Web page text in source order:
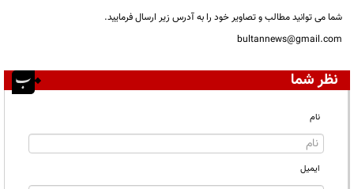
شما می توانید مطالب و تصاویر خود را به آدرس زیر ارسال فرمایید.
bultannews@gmail.com
نظر شما
نام
ایمیل